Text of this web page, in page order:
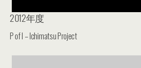
2012年度
P of I – Ichimatsu Project